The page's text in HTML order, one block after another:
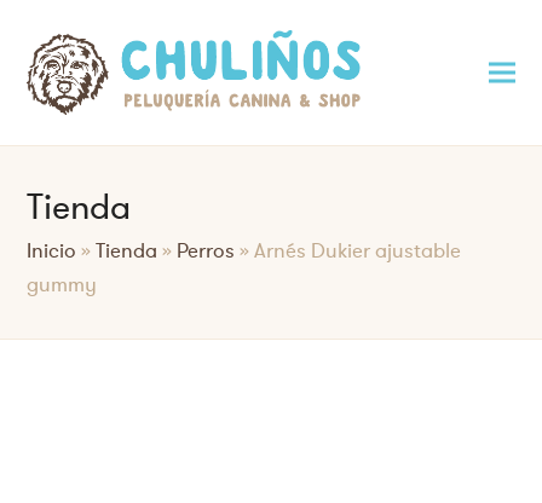
Tienda
Inicio »Tienda » Perros »Arnés Dukier ajustable
gummy